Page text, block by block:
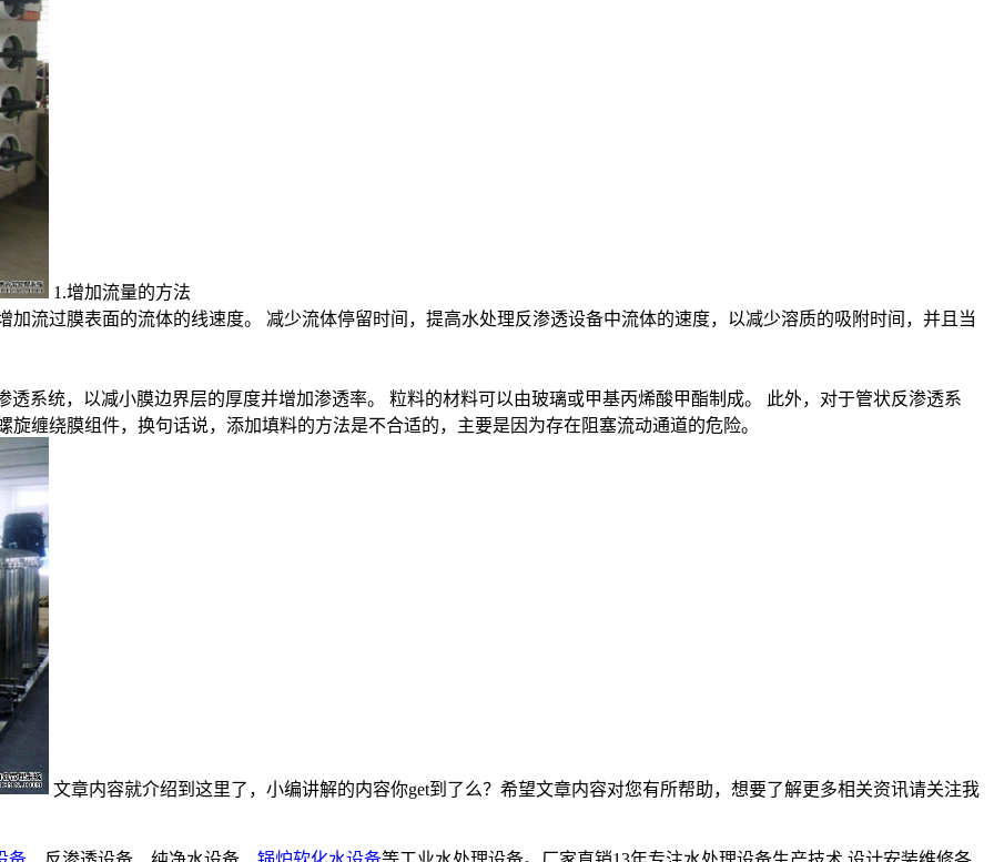
1.增加流量的方法
流过膜表面的流体的线速度。 减少流体停留时间，提高水处理反渗透设备中流体的速度，以减少溶质的吸附时间，并且当
透系统，以减小膜边界层的厚度并增加渗透率。 粒料的材料可以由玻璃或甲基丙烯酸甲酯制成。 此外，对于管状反渗透系
缠绕膜组件，换句话说，添加填料的方法是不合适的，主要是因为存在阻塞流动通道的危险。
文章内容就介绍到这里了，小编讲解的内容你get到了么？希望文章内容对您有所帮助，想要了解更多相关资讯请关注我